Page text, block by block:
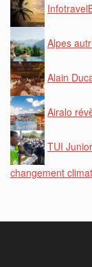
Alpes
Alain
Airalo
TUI
changement